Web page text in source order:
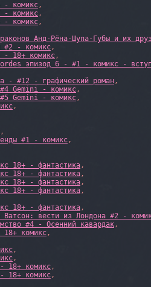
- комикс,
- комикс,
- комикс,
Анд-Рёна-Шупа-Губы и их
#2 - комикс,
- 18+ комикс,
эпизод 6 - #1 - комикс -
- #12 - графический роман,
Gemini - комикс,
Gemini - комикс,
,
,
#1 - комикс,
18+ - фантастика,
18+ - фантастика,
18+ - фантастика,
18+ - фантастика,
18+ - фантастика,
Ватсон: вести из Лондона #2 -
#4 - Осенний кавардак,
комикс,
,
,
18+ комикс,
18+ комикс,